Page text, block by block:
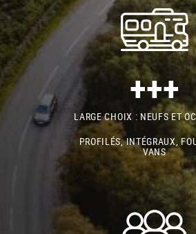
+++
LARGE CHOIX : NEUFS ET
PROFILÉS, INTÉGRAUX,
VANS